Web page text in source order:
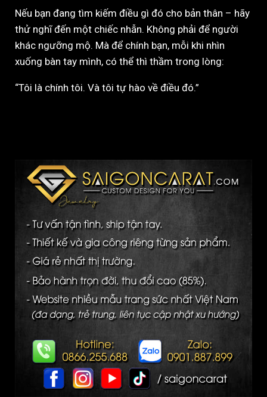
Nếu bạn đang tìm kiếm điều gì đó cho bản thân – hãy
thử nghĩ đến một chiếc nhẫn. Không phải để người
khác ngưỡng mộ. Mà để chính bạn, mỗi khi nhìn
xuống bàn tay mình, có thể thì thầm trong lòng:
“Tôi là chính tôi. Và tôi tự hào về điều đó.”